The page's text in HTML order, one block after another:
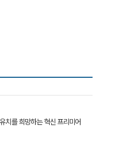
치를 희망하는 혁신 프리미어